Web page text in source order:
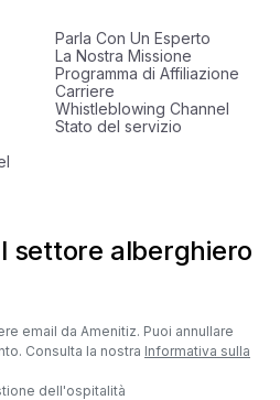
Parla Con Un Esperto
La Nostra Missione
Programma di Affiliazione
Carriere
Whistleblowing Channel
Stato del servizio
settore alberghiero
email da Amenitiz. Puoi annullare
Consulta la nostra Informativa sulla
dell'ospitalità